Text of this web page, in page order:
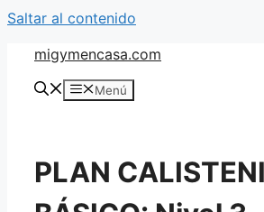
Saltar al contenido
migymencasa.com
Menú
PLAN